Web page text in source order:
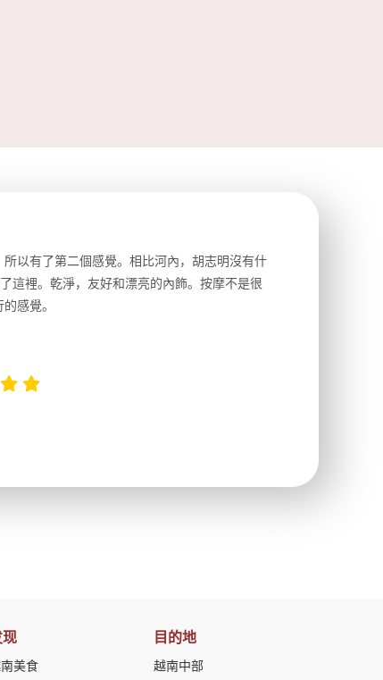
以有了第二個感覺。相比河內，胡志明沒有什
這裡。乾淨，友好和漂亮的內飾。按摩不是很
感覺。
美食
目的地
越南中部